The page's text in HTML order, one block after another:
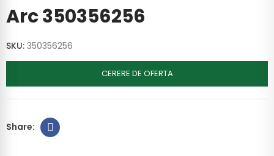
Arc 350356256
SKU: 350356256
CERERE DE OFERTA